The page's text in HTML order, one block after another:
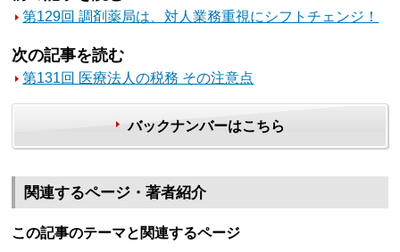
第129回 調剤薬局は、対人業務重視にシフトチェンジ！
次の記事を読む
第131回 医療法人の税務 その注意点
バックナンバーはこちら
関連するページ・著者紹介
この記事のテーマと関連するページ